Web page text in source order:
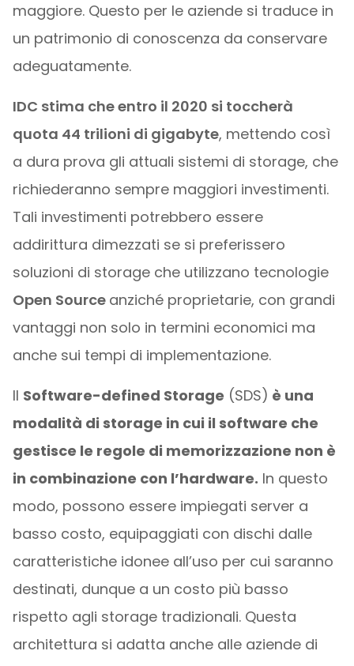
maggiore. Questo per le aziende si traduce in
un patrimonio di conoscenza da conservare
adeguatamente.
IDC stima che entro il 2020 si toccherà
quota 44 trilioni di gigabyte, mettendo così
a dura prova gli attuali sistemi di storage, che
richiederanno sempre maggiori investimenti.
Tali investimenti potrebbero essere
addirittura dimezzati se si preferissero
soluzioni di storage che utilizzano tecnologie
Open Source anziché proprietarie, con grandi
vantaggi non solo in termini economici ma
anche sui tempi di implementazione.
Il Software-defined Storage (SDS) è una
modalità di storage in cui il software che
gestisce le regole di memorizzazione non è
in combinazione con l’hardware. In questo
modo, possono essere impiegati server a
basso costo, equipaggiati con dischi dalle
caratteristiche idonee all’uso per cui saranno
destinati, dunque a un costo più basso
rispetto agli storage tradizionali. Questa
architettura si adatta anche alle aziende di